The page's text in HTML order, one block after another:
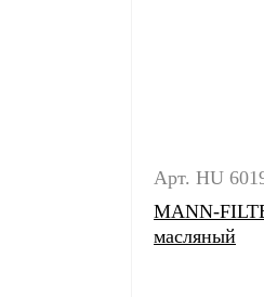
Арт. HU
MANN-
масляный